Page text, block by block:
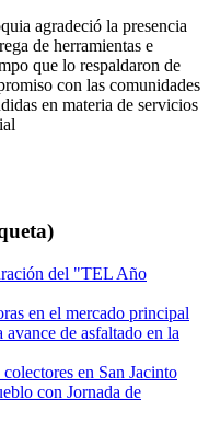
agradeció la presencia
de herramientas e
que lo respaldaron de
con las comunidades
en materia de servicios
del "TEL Año
en el mercado principal
de asfaltado en la
en San Jacinto
con Jornada de